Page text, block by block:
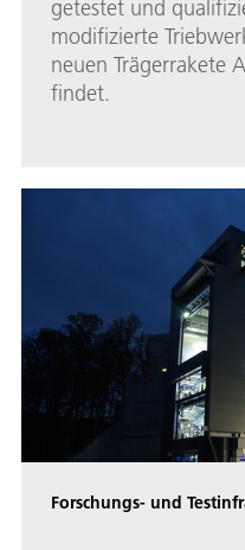
getestet und
modifizierte
neuen Trägerrakete
findet.
Forschungs- und